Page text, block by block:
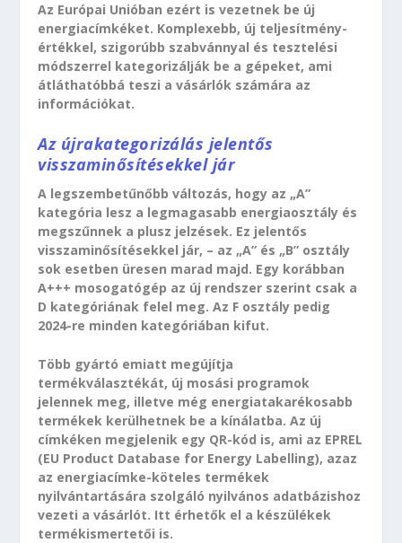
Az Európai Unióban ezért is vezetnek be új
energiacímkéket. Komplexebb, új teljesítmény-
értékkel, szigorúbb szabvánnyal és tesztelési
módszerrel kategorizálják be a gépeket, ami
átláthatóbbá teszi a vásárlók számára az
információkat.
Az újrakategorizálás jelentős
visszaminősítésekkel jár
A legszembetűnőbb változás, hogy az „A”
kategória lesz a legmagasabb energiaosztály és
megszűnnek a plusz jelzések. Ez jelentős
visszaminősítésekkel jár, – az „A” és „B” osztály
sok esetben üresen marad majd. Egy korábban
A+++ mosogatógép az új rendszer szerint csak a
D kategóriának felel meg. Az F osztály pedig
2024-re minden kategóriában kifut.
Több gyártó emiatt megújítja
termékválasztékát, új mosási programok
jelennek meg, illetve még energiatakarékosabb
termékek kerülhetnek be a kínálatba. Az új
címkéken megjelenik egy QR-kód is, ami az EPREL
(EU Product Database for Energy Labelling), azaz
az energiacímke-köteles termékek
nyilvántartására szolgáló nyilvános adatbázishoz
vezeti a vásárlót. Itt érhetők el a készülékek
termékismertetői is.